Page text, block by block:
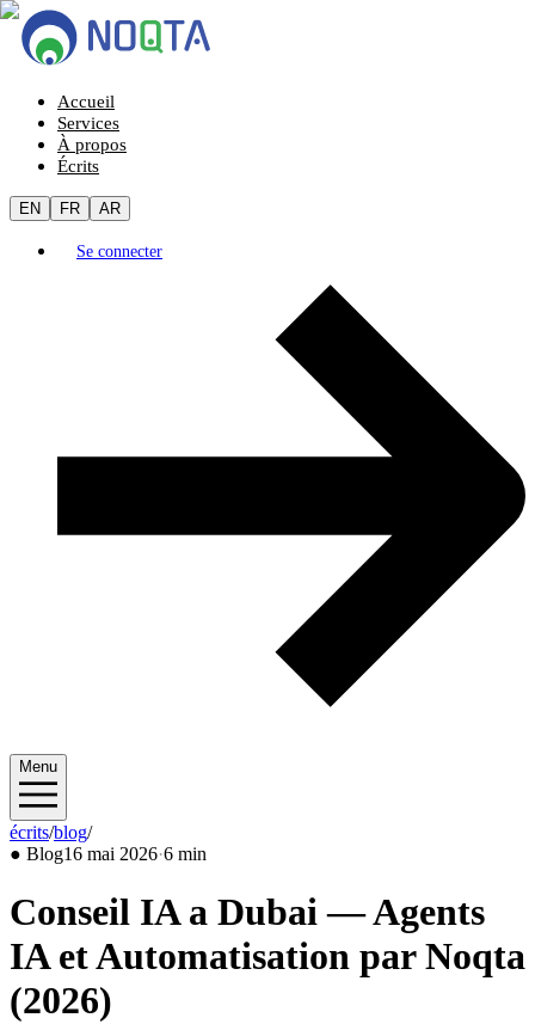
Accueil
Services
À propos
Écrits
EN FR AR
Se connecter
Menu
écrits/blog/2026/05
● Blog16 mai 2026·6 min
Conseil IA a Dubai — Agents
IA et Automatisation par Noqta
(2026)